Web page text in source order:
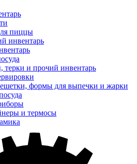
пиццы
инвентарь
терки и прочий инвентарь
формы для выпечки и жарки
и термосы